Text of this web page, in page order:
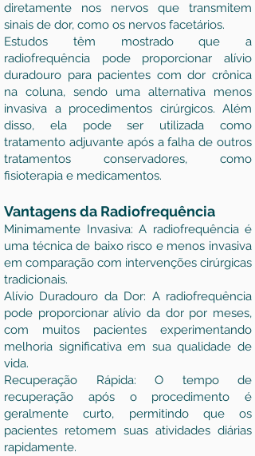
diretamente nos nervos que transmitem
sinais de dor, como os nervos facetários.
Estudos têm mostrado que a
radiofrequência pode proporcionar alívio
duradouro para pacientes com dor crônica
na coluna, sendo uma alternativa menos
invasiva a procedimentos cirúrgicos. Além
disso, ela pode ser utilizada como
tratamento adjuvante após a falha de outros
tratamentos conservadores, como
fisioterapia e medicamentos.
Vantagens da Radiofrequência
Minimamente Invasiva: A radiofrequência é
uma técnica de baixo risco e menos invasiva
em comparação com intervenções cirúrgicas
tradicionais.
Alívio Duradouro da Dor: A radiofrequência
pode proporcionar alívio da dor por meses,
com muitos pacientes experimentando
melhoria significativa em sua qualidade de
vida.
Recuperação Rápida: O tempo de
recuperação após o procedimento é
geralmente curto, permitindo que os
pacientes retomem suas atividades diárias
rapidamente.